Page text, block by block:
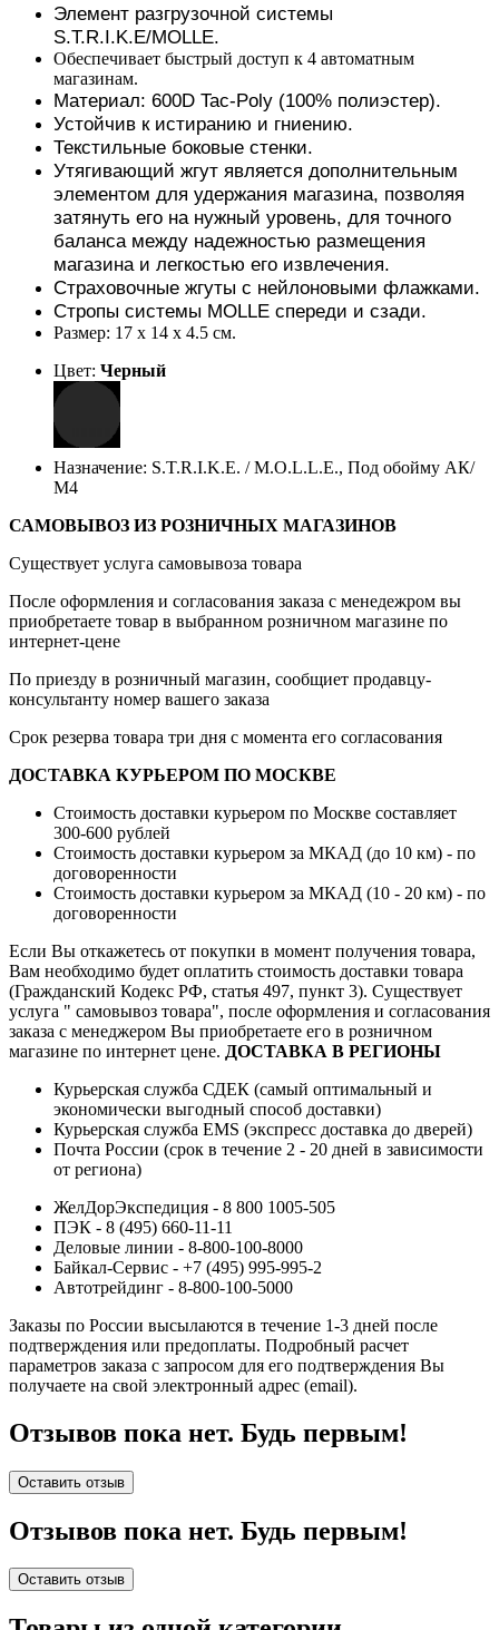
Элемент разгрузочной системы
S.T.R.I.K.E/MOLLE.
Обеспечивает быстрый доступ к 4 автоматным
магазинам.
Материал: 600D Tac-Poly (100% полиэстер).
Устойчив к истиранию и гниению.
Текстильные боковые стенки.
Утягивающий жгут является дополнительным
элементом для удержания магазина, позволяя
затянуть его на нужный уровень, для точного
баланса между надежностью размещения
магазина и легкостью его извлечения.
Страховочные жгуты с нейлоновыми флажками.
Стропы системы MOLLE спереди и сзади.
Размер: 17 х 14 х 4.5 см.
Цвет: Черный
Назначение: S.T.R.I.K.E. / M.O.L.L.E., Под обойму АК/
М4
САМОВЫВОЗ ИЗ РОЗНИЧНЫХ МАГАЗИНОВ
Существует услуга самовывоза товара
После оформления и согласования заказа с менедежром вы
приобретаете товар в выбранном розничном магазине по
интернет-цене
По приезду в розничный магазин, сообщиет продавцу-
консультанту номер вашего заказа
Срок резерва товара три дня с момента его согласования
ДОСТАВКА КУРЬЕРОМ ПО МОСКВЕ
Стоимость доставки курьером по Москве составляет
300-600 рублей
Стоимость доставки курьером за МКАД (до 10 км) - по
договоренности
Стоимость доставки курьером за МКАД (10 - 20 км) - по
договоренности
Если Вы откажетесь от покупки в момент получения товара,
Вам необходимо будет оплатить стоимость доставки товара
(Гражданский Кодекс РФ, статья 497, пункт 3). Существует
услуга " самовывоз товара", после оформления и согласования
заказа с менеджером Вы приобретаете его в розничном
магазине по интернет цене. ДОСТАВКА В РЕГИОНЫ
Курьерская служба СДЕК (самый оптимальный и
экономически выгодный способ доставки)
Курьерская служба EMS (экспресс доставка до дверей)
Почта России (срок в течение 2 - 20 дней в зависимости
от региона)
ЖелДорЭкспедиция - 8 800 1005-505
ПЭК - 8 (495) 660-11-11
Деловые линии - 8-800-100-8000
Байкал-Сервис - +7 (495) 995-995-2
Автотрейдинг - 8-800-100-5000
Заказы по России высылаются в течение 1-3 дней после
подтверждения или предоплаты. Подробный расчет
параметров заказа с запросом для его подтверждения Вы
получаете на свой электронный адрес (email).
Отзывов пока нет. Будь первым!
Оставить отзыв
Отзывов пока нет. Будь первым!
Оставить отзыв